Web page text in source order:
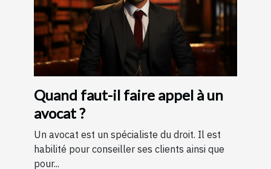
Quand faut-il faire appel à un
avocat ?
Un avocat est un spécialiste du droit. Il est
habilité pour conseiller ses clients ainsi que
pour...